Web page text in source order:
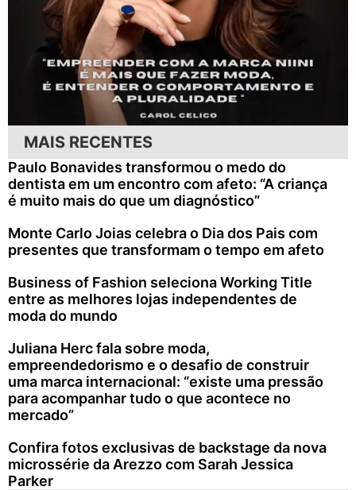
MAIS RECENTES
Paulo Bonavides transformou o medo do
dentista em um encontro com afeto: “A criança
é muito mais do que um diagnóstico”
Monte Carlo Joias celebra o Dia dos Pais com
presentes que transformam o tempo em afeto
Business of Fashion seleciona Working Title
entre as melhores lojas independentes de
moda do mundo
Juliana Herc fala sobre moda,
empreendedorismo e o desafio de construir
uma marca internacional: “existe uma pressão
para acompanhar tudo o que acontece no
mercado”
Confira fotos exclusivas de backstage da nova
microssérie da Arezzo com Sarah Jessica
Parker